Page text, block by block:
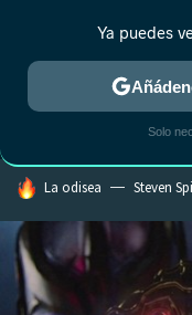
MENÚ
ESTRENOS
HOY SE HABLA DE
La odisea Steven
Ya puedes
Solo